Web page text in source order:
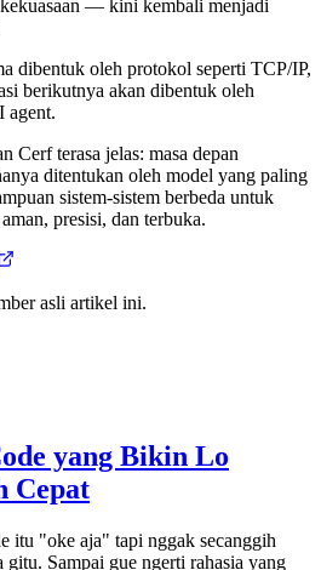
kekuasaan — kini kembali menjadi
dibentuk oleh protokol seperti TCP/IP,
berikutnya akan dibentuk oleh
agent.
Cerf terasa jelas: masa depan
ditentukan oleh model yang paling
sistem-sistem berbeda untuk
presisi, dan terbuka.
asli artikel ini.
yang Bikin Lo
Cepat
itu "oke aja" tapi nggak secanggih
Sampai gue ngerti rahasia yang